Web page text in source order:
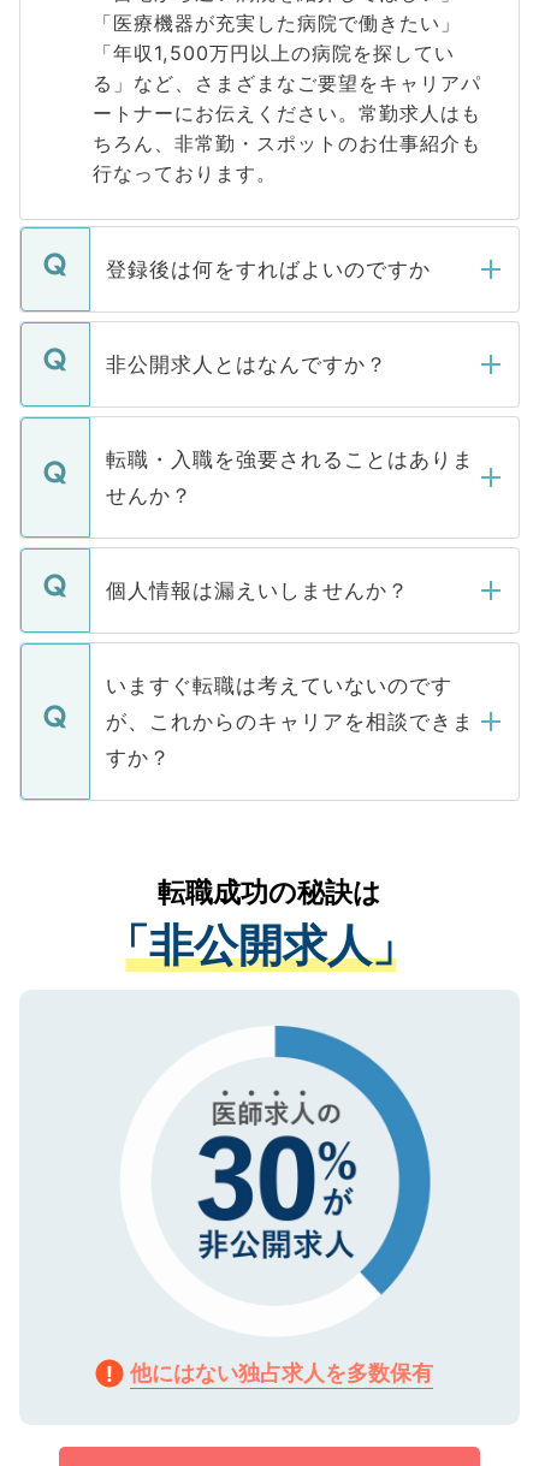
「医療機器が充実した病院で働きたい」
「年収1,500万円以上の病院を探してい
る」など、さまざまなご要望をキャリアパ
ートナーにお伝えください。常勤求人はも
ちろん、非常勤・スポットのお仕事紹介も
行なっております。
登録後は何をすればよいのですか
ご登録いただきましたら、弊社担当者がご
登録内容を確認し、その後メールもしくは
ます。通常、5営業日以内にはご連絡をせて
いただきますので、しばらくお待ちくださ
非公開求人とはなんですか？
マイナビDOCTORで取り扱っている求人の
うち約3割は、Webサイトからご覧いただ
けない「非公開求人」です。非公開求人は
下記の理由によって、一般には公開してい
ません。
■応募殺到を避けるため 人気のある医療機
関を公にしてしまうと、応募が殺到する場
に、医療機関が求める条件に合った人材の
みを人材紹介会社に依頼するケースが増え
ています。
転職・入職を強要されることはありま
せんか？
転職・入職を強要することは一切ありませ
ん。また、仮に応募先から内定をいただい
定を承諾する必要はありません。内定先へ
の辞退の連絡はキャリアパートナーが行い
個人情報は漏えいしませんか？
個人情報が漏えいすることはありませんの
で、ご安心ください。当サイトからの登録
などで収集したご登録者様の個人情報は、
ご本人のキャリアアップおよび転職活動の
支援を目的に使用いたします。お預かりし
ているすべての個人データはご本人の許可
は、個人情報の取り扱いについての厳密な
管理基準を満たした事業者のみに付与され
る、プライバシーマークを取得済みです。
で、機密保持に関してもご安心ください。
いますぐ転職は考えていないのです
が、これからのキャリアを相談できま
すか？
かがいして、現在の医療機関の状況や紹介
経験をまじえながら、適切なアドバイスを
させていただきます。すぐにご転職をされ
ない方には、長期的なサポートが可能です
ので、まずはご登録ください。
転職成功の秘訣は
「非公開求人」
他にはない独占求人を多数保有